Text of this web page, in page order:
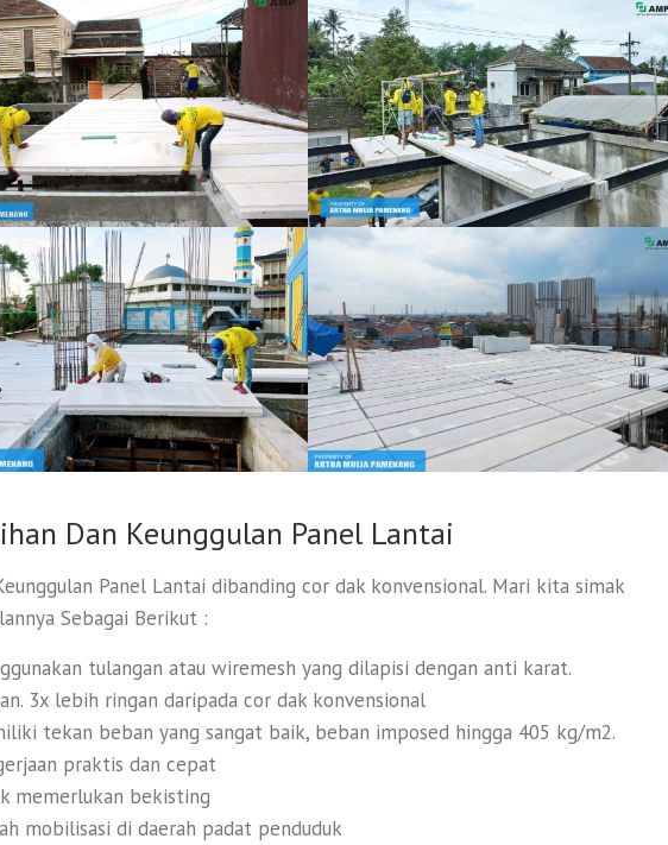
Dan Keunggulan Panel Lantai
Panel Lantai dibanding cor dak konvensional. Mari kita simak
Sebagai Berikut :
tulangan atau wiremesh yang dilapisi dengan anti karat.
3x lebih ringan daripada cor dak konvensional
tekan beban yang sangat baik, beban imposed hingga 405 kg/m2.
praktis dan cepat
memerlukan bekisting
mobilisasi di daerah padat penduduk